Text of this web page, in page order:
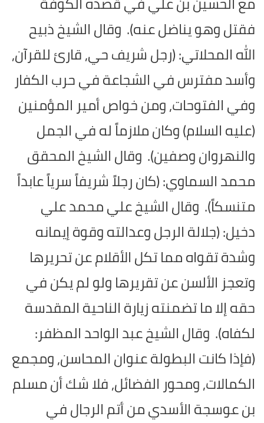
فقتل وهو يناضل عنه). وقال الشيخ ذبيح
الله المحلاتي: (رجل شريف حي, قارئ للقرآن,
وأسد مفترس في الشجاعة في حرب الكفار
وفي الفتوحات, ومن خواص أمير المؤمنين
(عليه السلام) وكان ملازماً له في الجمل
والنهروان وصفين). وقال الشيخ المحقق
محمد السماوي: (كان رجلاً شريفاً سرياً عابداً
متنسكاً). وقال الشيخ علي محمد علي
دخيل: (جلالة الرجل وعدالته وقوة إيمانه
وشدة تقواه مما تكل الأقلام عن تحريرها
وتعجز الألسن عن تقريرها ولو لم يكن في
حقه إلا ما تضمنته زيارة الناحية المقدسة
لكفاه). وقال الشيخ عبد الواحد المظفر:
(فإذا كانت البطولة عنوان المحاسن, ومجمع
الكمالات, ومحور الفضائل, فلا شك أن مسلم
بن عوسجة الأسدي من أتم الرجال في